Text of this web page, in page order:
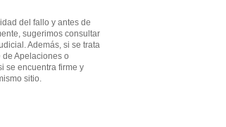
del fallo y antes de
sugerimos consultar
Además, si se trata
Apelaciones o
se encuentra firme y
sitio.